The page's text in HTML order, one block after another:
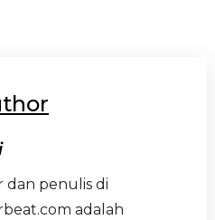
dan penulis di
adalah